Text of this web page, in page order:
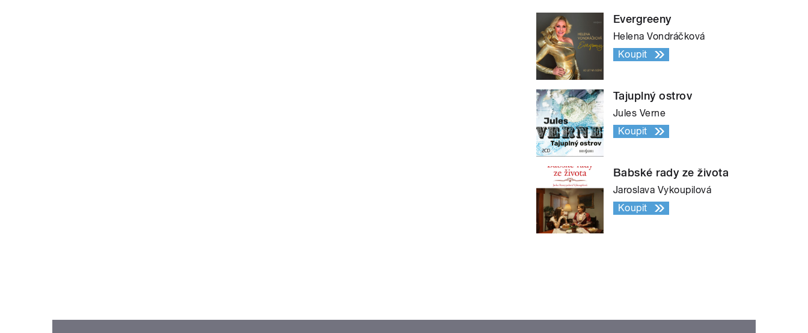
Evergreeny
Helena Vondráčková
Koupit
Tajuplný ostrov
Jules Verne
Koupit
Babské rady ze života
Jaroslava Vykoupilová
Koupit